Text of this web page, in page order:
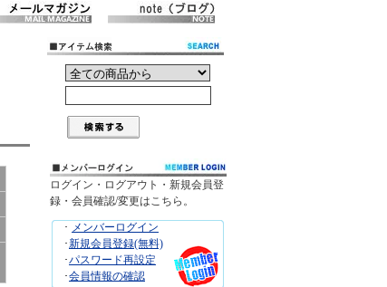
ログイン・ログアウト・新規会員登
録・会員確認/変更はこちら。
･ メンバーログイン
･新規会員登録(無料)
･パスワード再設定
･会員情報の確認